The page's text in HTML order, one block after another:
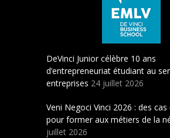
DeVinci Junior célèbre 10 ans
d’entrepreneuriat étudiant au
entreprises 24 juillet 2026
Veni Negoci Vinci 2026 : des cas
pour former aux métiers de la
juillet 2026